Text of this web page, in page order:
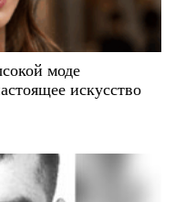
моде
искусство